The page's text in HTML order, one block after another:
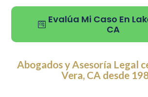
Evalúa Mi Caso En
CA
Abogados y Asesoría Legal
Vera, CA desde